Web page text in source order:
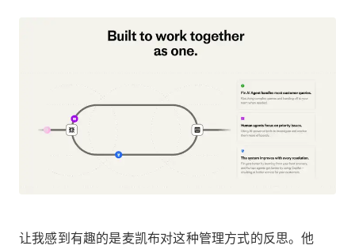
让我感到有趣的是麦凯布对这种管理方式的反思。他